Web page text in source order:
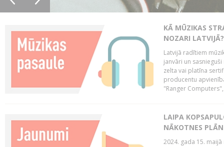
KĀ MŪZIKAS
NOZARI LATVIJĀ?
Latvijā radītiem
janvāri un
zelta vai platīna
producentu
"Ranger
LAIPA
NĀKOTNES
2024. gada 15.